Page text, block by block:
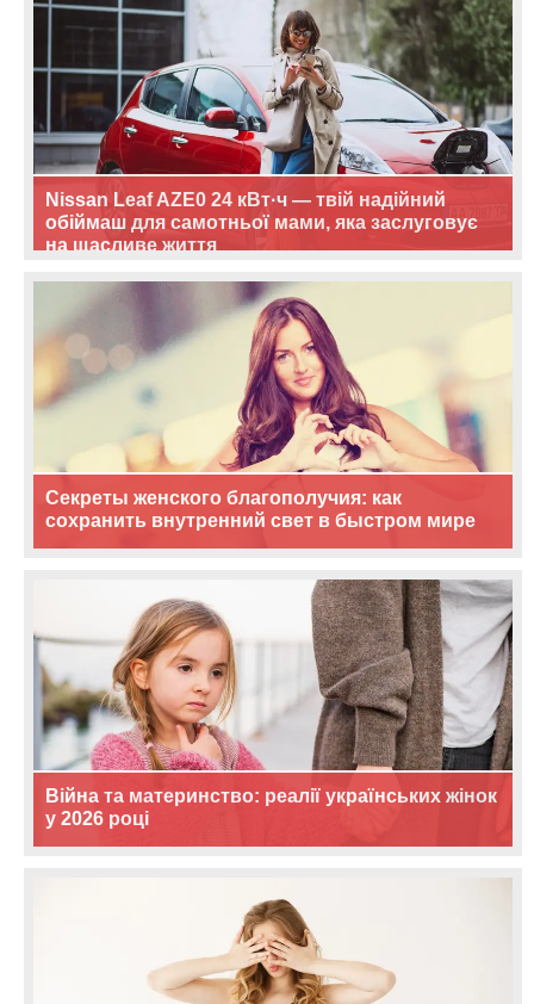
Nissan Leaf AZE0 24 кВт·ч — твій надійний
обіймаш для самотньої мами, яка заслуговує
на щасливе життя
Секреты женского благополучия: как
сохранить внутренний свет в быстром мире
Війна та материнство: реалії українських жінок
у 2026 році